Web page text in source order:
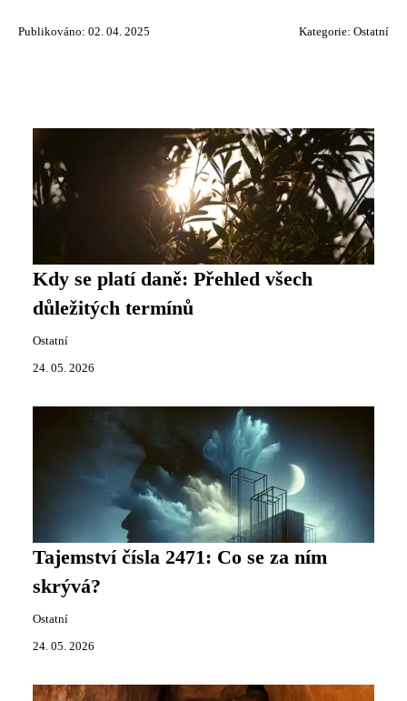
Publikováno: 02. 04. 2025 Kategorie: Ostatní
Kdy se platí daně: Přehled všech
důležitých termínů
Ostatní
24. 05. 2026
Tajemství čísla 2471: Co se za ním
skrývá?
Ostatní
24. 05. 2026